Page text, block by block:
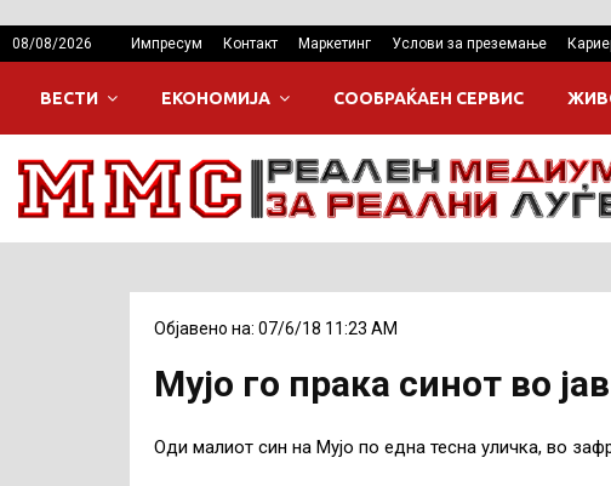
08/08/2026 Импресум Контакт Маркетинг Услови за преземање
ВЕСТИ ЕКОНОМИЈА СООБРАЌАЕН СЕРВИС
Објавено на: 07/6/18 11:23 AM
Мујо го прака синот во
Оди малиот син на Мујо по една тесна уличка, во